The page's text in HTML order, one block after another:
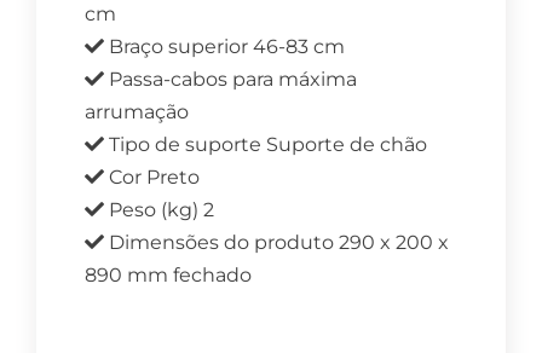
cm
Braço superior 46-83 cm
Passa-cabos para máxima
arrumação
Tipo de suporte Suporte de chão
Cor Preto
Peso (kg) 2
Dimensões do produto 290 x 200 x
890 mm fechado